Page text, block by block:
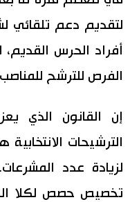
لتقديم دعم تلقائي
أفراد الحرس
الفرص للترشح
إن القانون الذي
الترشيحات
لزيادة عدد
تخصيص حصص لكلا